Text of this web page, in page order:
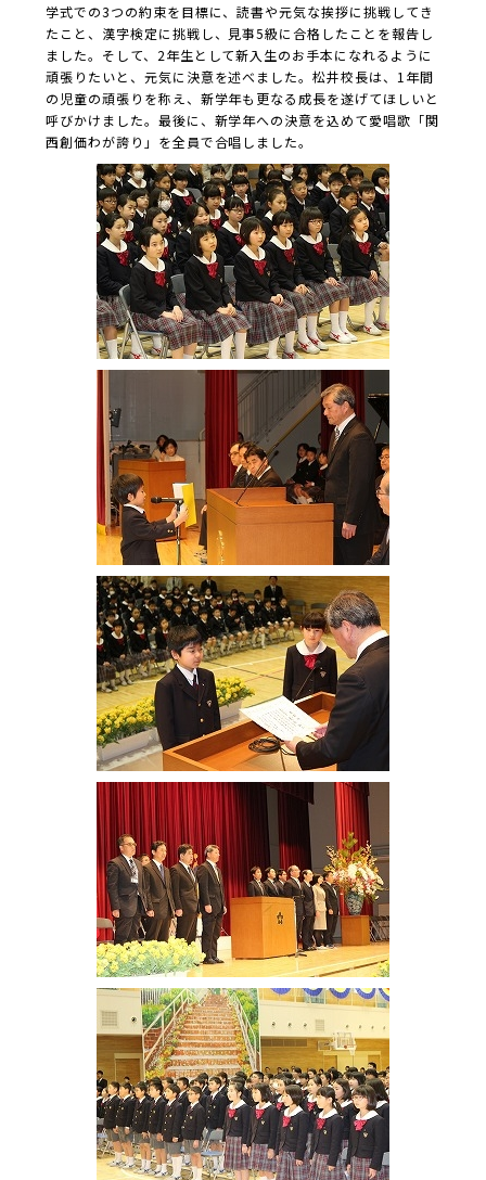
学式での3つの約束を目標に、読書や元気な挨拶に挑戦してき
たこと、漢字検定に挑戦し、見事5級に合格したことを報告し
ました。そして、2年生として新入生のお手本になれるように
頑張りたいと、元気に決意を述べました。松井校長は、1年間
の児童の頑張りを称え、新学年も更なる成長を遂げてほしいと
呼びかけました。最後に、新学年への決意を込めて愛唱歌「関
西創価わが誇り」を全員で合唱しました。